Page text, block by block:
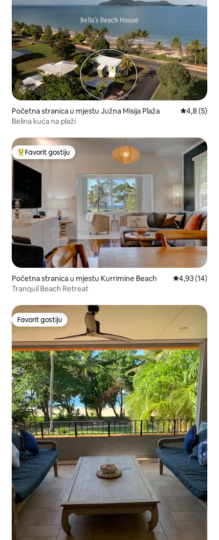
Početna stranica u mjestu Južna Misija Plaža prosječna
4,8 (5)
Belina kuća na plaži
Glavni favorit gostiju
Favorit gostiju
Početna stranica u mjestu Kurrimine Beach prosječna
4,93 (14)
Tranquil Beach Retreat
Favorit gostiju
Favorit gostiju